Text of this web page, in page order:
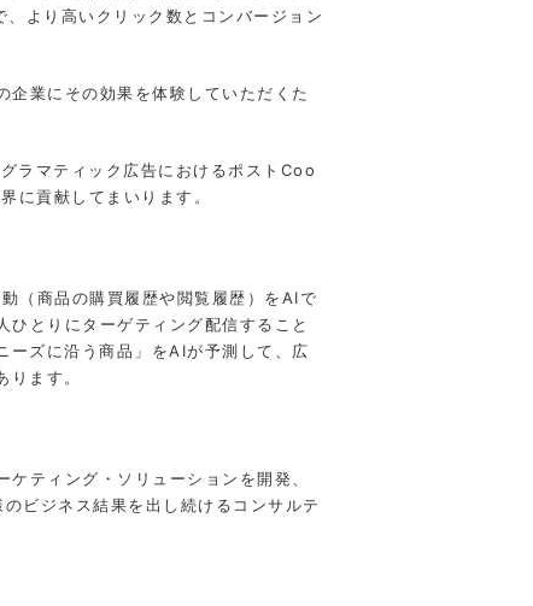
より高いクリック数とコンバージョン
業にその効果を体験していただくた
ラマティック広告におけるポストCoo
貢献してまいります。
（商品の購買履歴や閲覧履歴）をAIで
とりにターゲティング配信すること
ーズに沿う商品」をAIが予測して、広
ます。
ティング・ソリューションを開発、
ビジネス結果を出し続けるコンサルテ